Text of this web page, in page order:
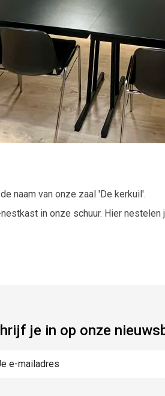
naam van onze zaal 'De kerkuil'.
in onze schuur. Hier
je in op onze